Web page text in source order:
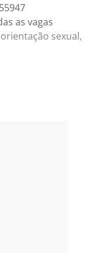
as vagas
sexual,